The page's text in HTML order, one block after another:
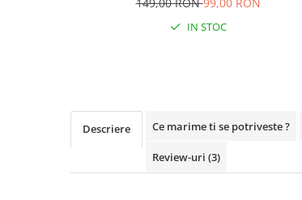
IN STOC
Descriere Ce marime ti se potriveste ?
Review-uri (3)